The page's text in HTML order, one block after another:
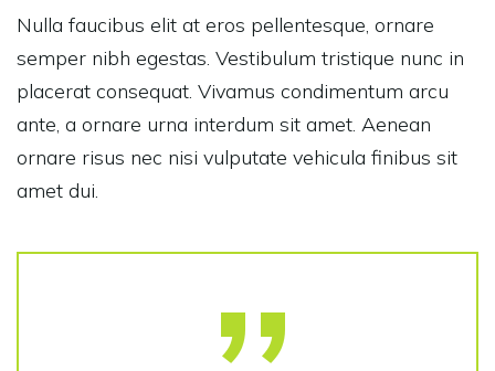
Nulla faucibus elit at eros pellentesque, ornare
semper nibh egestas. Vestibulum tristique nunc in
placerat consequat. Vivamus condimentum arcu
ante, a ornare urna interdum sit amet. Aenean
ornare risus nec nisi vulputate vehicula finibus sit
amet dui.